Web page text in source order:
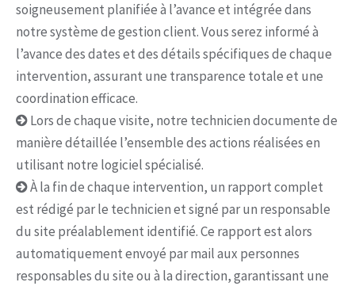
soigneusement planifiée à l’avance et intégrée dans
notre système de gestion client. Vous serez informé à
l’avance des dates et des détails spécifiques de chaque
intervention, assurant une transparence totale et une
coordination efficace.
Lors de chaque visite, notre technicien documente de
manière détaillée l’ensemble des actions réalisées en
utilisant notre logiciel spécialisé.
À la fin de chaque intervention, un rapport complet
est rédigé par le technicien et signé par un responsable
du site préalablement identifié. Ce rapport est alors
automatiquement envoyé par mail aux personnes
responsables du site ou à la direction, garantissant une